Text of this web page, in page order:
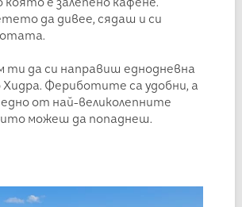
да дивее, сядаш и си
ти да си направиш еднодневна
Хидра. Фериботите са удобни, а
от най-великолепните
можеш да попаднеш.